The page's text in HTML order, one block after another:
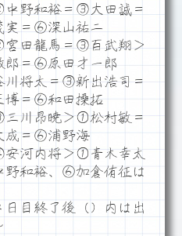
野和裕＝③大田誠＝
＝⑥深山祐二
田龍馬＝③百武翔＞
＝⑥原田才一郎
将太＝③新出浩司＝
＝⑥和田操拓
川昂暁＞①松村敏＝
成＝⑥浦野海
河内将＞①青木幸太
和裕、⑥加倉侑征は
目終了後（）内は出